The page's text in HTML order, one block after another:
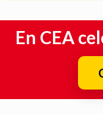
En CEA